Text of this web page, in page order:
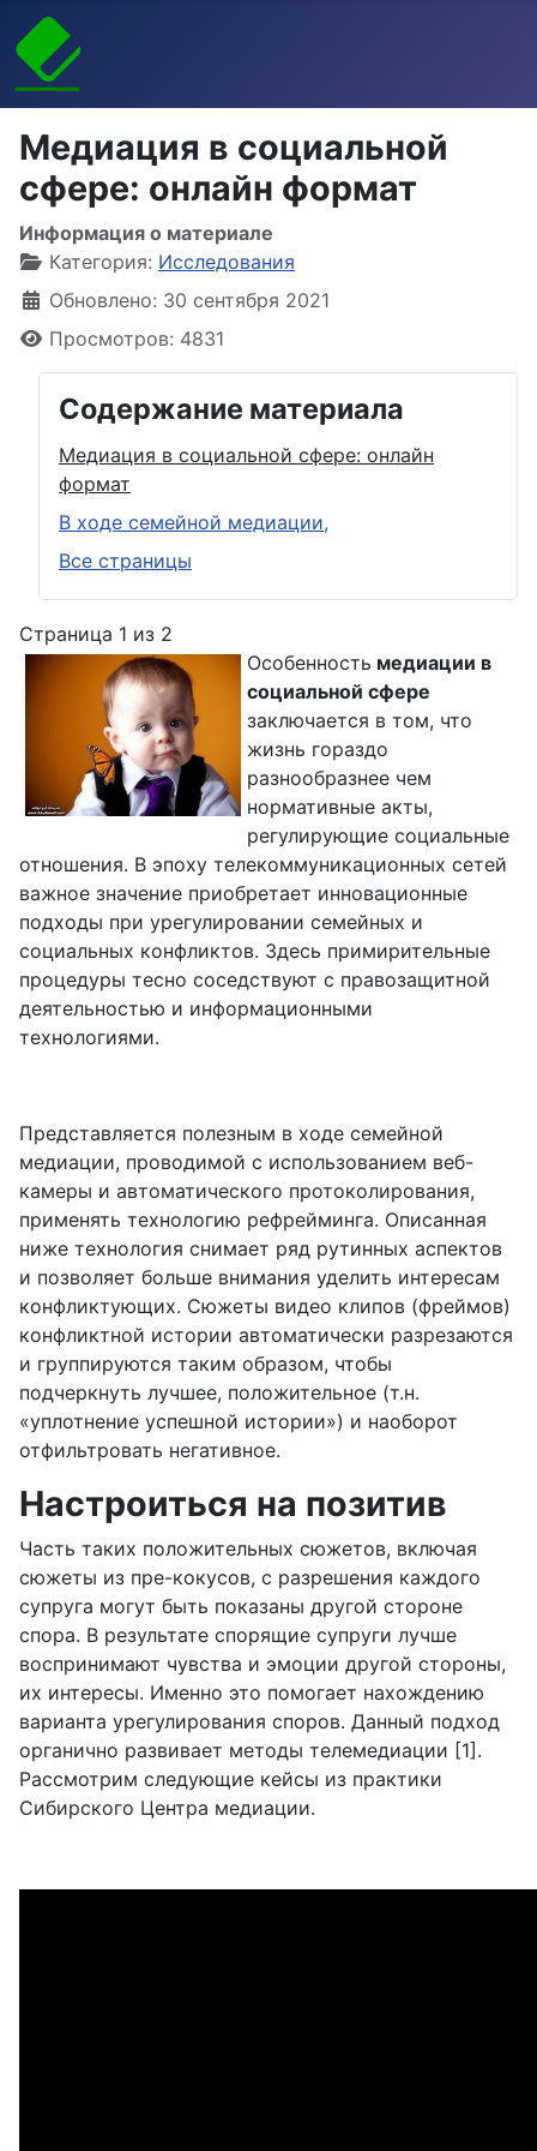
Медиация в социальной
сфере: онлайн формат
Информация о материале
Категория: Исследования
Обновлено: 30 сентября 2021
Просмотров: 4831
Содержание материала
Медиация в социальной сфере: онлайн
формат
В ходе семейной медиации,
Все страницы
Страница 1 из 2
Особенность медиации в
социальной сфере
заключается в том, что
жизнь гораздо
разнообразнее чем
нормативные акты,
регулирующие социальные
отношения. В эпоху телекоммуникационных сетей
важное значение приобретает инновационные
подходы при урегулировании семейных и
социальных конфликтов. Здесь примирительные
процедуры тесно соседствуют с правозащитной
деятельностью и информационными
технологиями.
Представляется полезным в ходе семейной
медиации, проводимой с использованием веб-
камеры и автоматического протоколирования,
применять технологию рефрейминга. Описанная
ниже технология снимает ряд рутинных аспектов
и позволяет больше внимания уделить интересам
конфликтующих. Сюжеты видео клипов (фреймов)
конфликтной истории автоматически разрезаются
и группируются таким образом, чтобы
подчеркнуть лучшее, положительное (т.н.
«уплотнение успешной истории») и наоборот
отфильтровать негативное.
Настроиться на позитив
Часть таких положительных сюжетов, включая
сюжеты из пре-кокусов, с разрешения каждого
супруга могут быть показаны другой стороне
спора. В результате спорящие супруги лучше
воспринимают чувства и эмоции другой стороны,
их интересы. Именно это помогает нахождению
варианта урегулирования споров. Данный подход
органично развивает методы телемедиации [1].
Рассмотрим следующие кейсы из практики
Сибирского Центра медиации.